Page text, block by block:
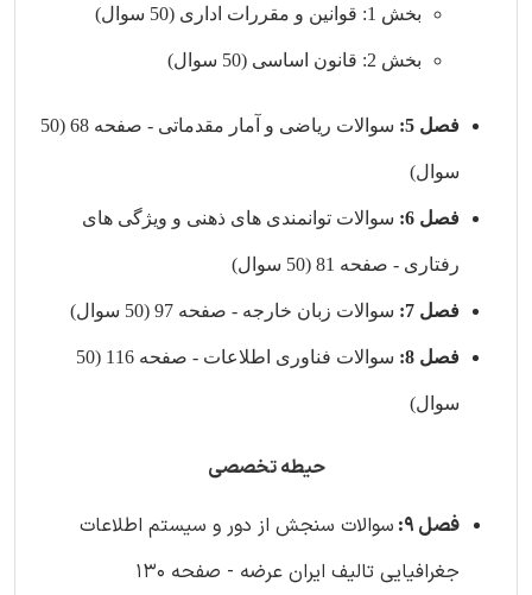
بخش 1: قوانین و مقررات اداری (50 سوال)
بخش 2: قانون اساسی (50 سوال)
فصل 5: سوالات ریاضی و آمار مقدماتی - صفحه 68 (50
سوال)
فصل 6: سوالات توانمندی های ذهنی و ویژگی های
رفتاری - صفحه 81 (50 سوال)
فصل 7: سوالات زبان خارجه - صفحه 97 (50 سوال)
فصل 8: سوالات فناوری اطلاعات - صفحه 116 (50
سوال)
حیطه تخصصی
فصل 9:
سوالات سنجش از دور و سیستم اطلاعات
جغرافیایی تالیف ایران عرضه - صفحه 130